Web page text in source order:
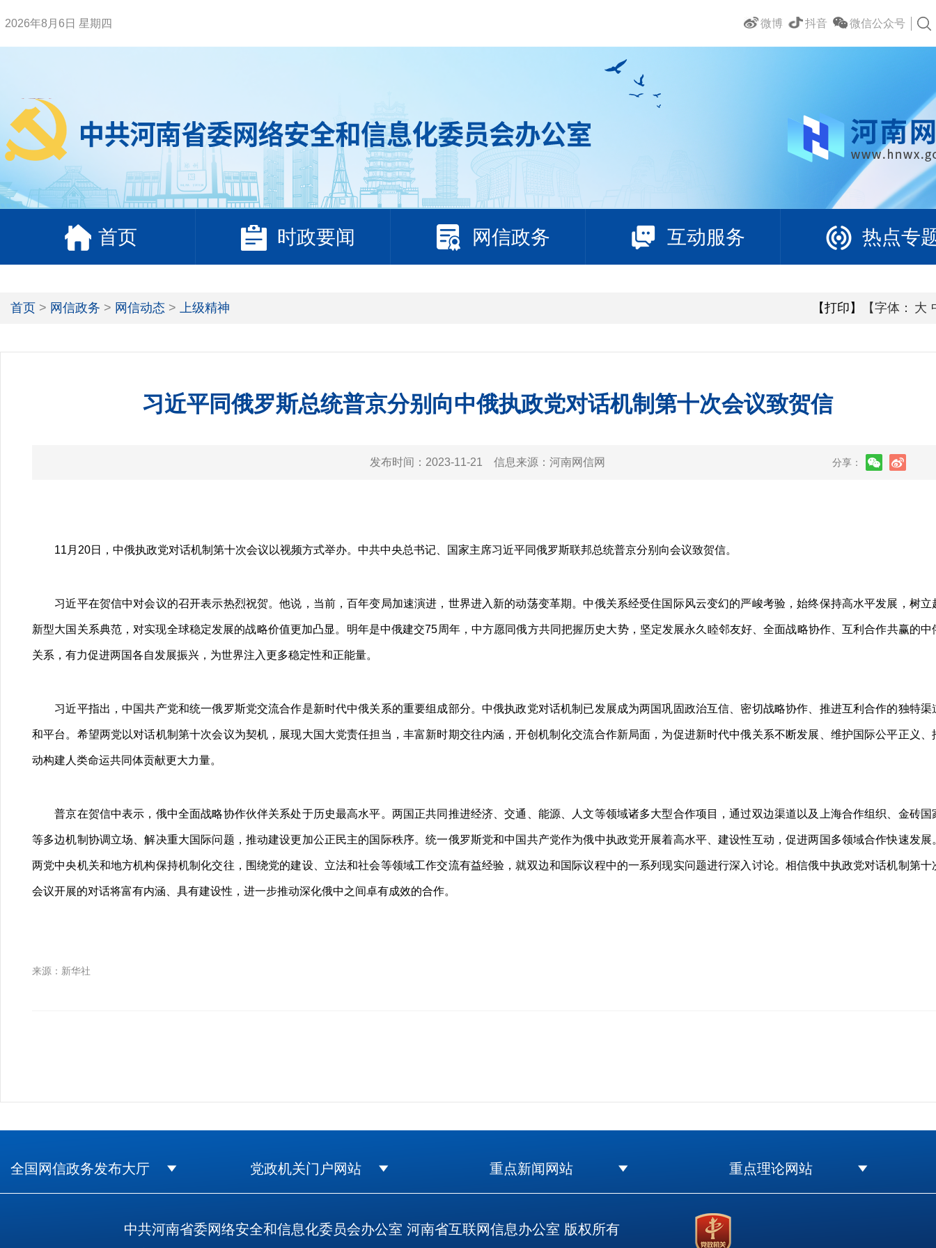
2026年8月6日 星期四 微信公众号
抖音
微博
首页 时政要闻 网信政务 互动服务 热点专
首页 > 网信政务 > 网信动态 > 上级精神 【打印】 【字体： 大
习近平同俄罗斯总统普京分别向中俄执政党对话机制第十次会议致贺信
发布时间： 2023-11-21 信息来源： 河南网信网 分享：
11月20日，中俄执政党对话机制第十次会议以视频方式举办。中共中央总书记、国家主席习近平同俄罗斯联邦总统普京分别向会议致贺信。
习近平在贺信中对会议的召开表示热烈祝贺。他说，当前，百年变局加速演进，世界进入新的动荡变革期。中俄关系经受住国际风云变幻的严峻考验，始终保持高水平发展，树立
新型大国关系典范，对实现全球稳定发展的战略价值更加凸显。明年是中俄建交75周年，中方愿同俄方共同把握历史大势，坚定发展永久睦邻友好、全面战略协作、互利合作共赢的中
关系，有力促进两国各自发展振兴，为世界注入更多稳定性和正能量。
习近平指出，中国共产党和统一俄罗斯党交流合作是新时代中俄关系的重要组成部分。中俄执政党对话机制已发展成为两国巩固政治互信、密切战略协作、推进互利合作的独特渠
和平台。希望两党以对话机制第十次会议为契机，展现大国大党责任担当，丰富新时期交往内涵，开创机制化交流合作新局面，为促进新时代中俄关系不断发展、维护国际公平正义、
动构建人类命运共同体贡献更大力量。
普京在贺信中表示，俄中全面战略协作伙伴关系处于历史最高水平。两国正共同推进经济、交通、能源、人文等领域诸多大型合作项目，通过双边渠道以及上海合作组织、金砖国
等多边机制协调立场、解决重大国际问题，推动建设更加公正民主的国际秩序。统一俄罗斯党和中国共产党作为俄中执政党开展着高水平、建设性互动，促进两国多领域合作快速发展
两党中央机关和地方机构保持机制化交往，围绕党的建设、立法和社会等领域工作交流有益经验，就双边和国际议程中的一系列现实问题进行深入讨论。相信俄中执政党对话机制第十
会议开展的对话将富有内涵、具有建设性，进一步推动深化俄中之间卓有成效的合作。
来源：新华社
全国网信政务发布大厅 党政机关门户网站 重点新闻网站 重点理论网站
中共河南省委网络安全和信息化委员会办公室 河南省互联网信息办公室 版权所有